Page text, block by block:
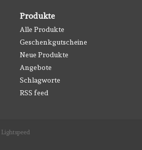
Produkte
Alle Produkte
Geschenkgutscheine
Neue Produkte
Angebote
Schlagworte
RSS feed
Lightspeed